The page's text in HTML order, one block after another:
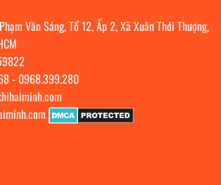
Văn Sáng, Tổ 12, Ấp 2, Xã Xuân Thới Thượng,
- 0968.399.280